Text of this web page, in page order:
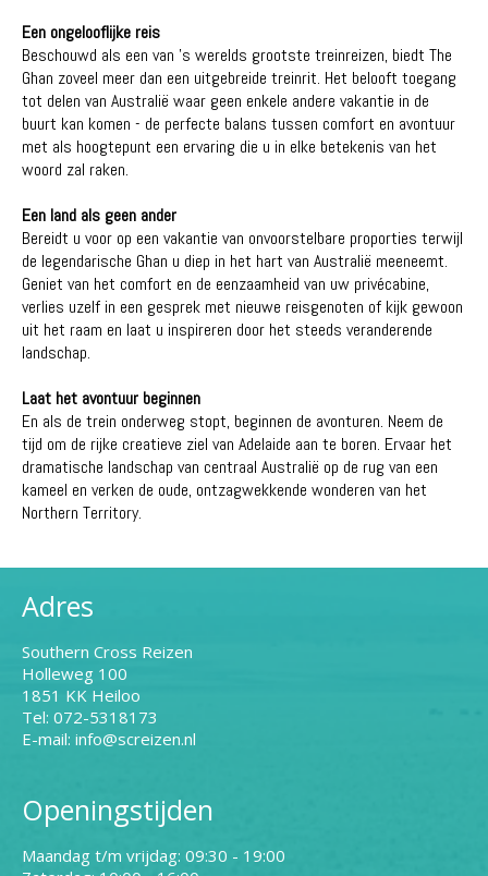
Een ongelooflijke reis
Beschouwd als een van 's werelds grootste treinreizen, biedt The
Ghan zoveel meer dan een uitgebreide treinrit. Het belooft toegang
tot delen van Australië waar geen enkele andere vakantie in de
buurt kan komen - de perfecte balans tussen comfort en avontuur
met als hoogtepunt een ervaring die u in elke betekenis van het
woord zal raken.
Een land als geen ander
Bereidt u voor op een vakantie van onvoorstelbare proporties terwijl
de legendarische Ghan u diep in het hart van Australië meeneemt.
Geniet van het comfort en de eenzaamheid van uw privécabine,
verlies uzelf in een gesprek met nieuwe reisgenoten of kijk gewoon
uit het raam en laat u inspireren door het steeds veranderende
landschap.
Laat het avontuur beginnen
En als de trein onderweg stopt, beginnen de avonturen. Neem de
tijd om de rijke creatieve ziel van Adelaide aan te boren. Ervaar het
dramatische landschap van centraal Australië op de rug van een
kameel en verken de oude, ontzagwekkende wonderen van het
Northern Territory.
Adres
Southern Cross Reizen
Holleweg 100
1851 KK Heiloo
Tel: 072-5318173
E-mail: info@screizen.nl
Openingstijden
Maandag t/m vrijdag: 09:30 - 19:00